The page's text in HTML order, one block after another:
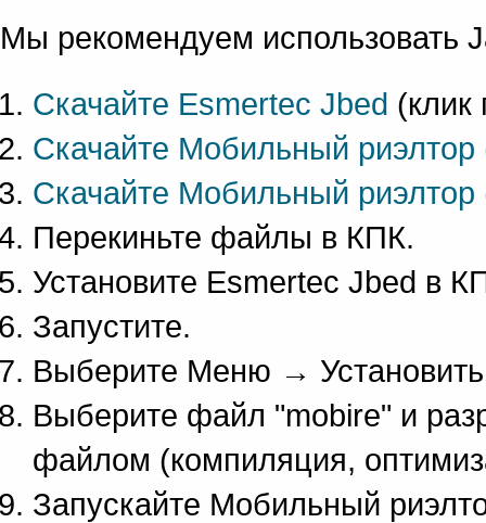
Мы рекомендуем использовать
Скачайте Esmertec Jbed (клик
Скачайте Мобильный
Скачайте Мобильный
Перекиньте файлы в КПК.
Установите Esmertec Jbed в
Запустите.
Выберите Меню →
Выберите файл "mobire" и
файлом (компиляция,
Запускайте Мобильный